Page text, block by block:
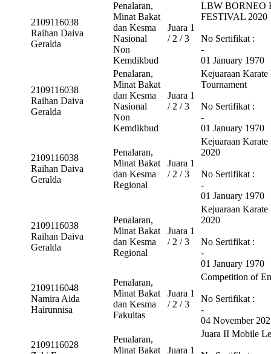
2109116038
Raihan Daiva
Geralda
Penalaran,
Minat Bakat
dan Kesma
Nasional
Non
Kemdikbud
Juara 1
/ 2 / 3
LBW BORNEO
FESTIVAL 2020
No Sertifikat :
-
01 January 1970
2109116038
Raihan Daiva
Geralda
Penalaran,
Minat Bakat
dan Kesma
Nasional
Non
Kemdikbud
Juara 1
/ 2 / 3
Kejuaraan
Tournament
No Sertifikat :
-
01 January 1970
2109116038
Raihan Daiva
Geralda
Penalaran,
Minat Bakat
dan Kesma
Regional
Juara 1
/ 2 / 3
Kejuaraan
2020
No Sertifikat :
-
01 January 1970
2109116038
Raihan Daiva
Geralda
Penalaran,
Minat Bakat
dan Kesma
Regional
Juara 1
/ 2 / 3
Kejuaraan
2020
No Sertifikat :
-
01 January 1970
2109116048
Namira Aida
Hairunnisa
Penalaran,
Minat Bakat
dan Kesma
Fakultas
Juara 1
/ 2 / 3
Competition of
No Sertifikat :
-
04 November
2109116028
Penalaran,
Minat Bakat
Juara 1
Juara II Mobile